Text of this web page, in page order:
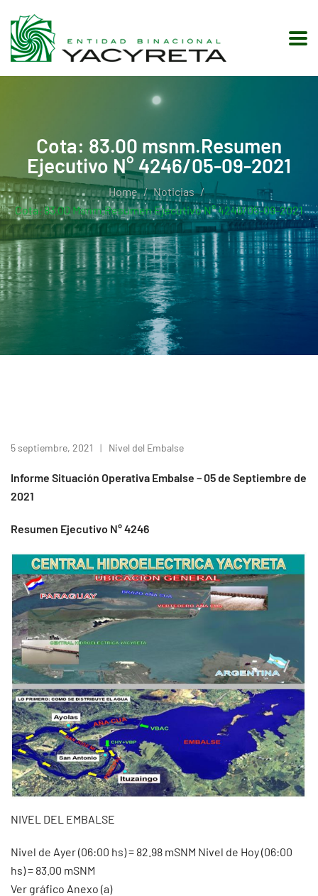
Cota: 83.00 msnm.Resumen
Ejecutivo N° 4246/05-09-2021
Home
Noticias
Cota: 83.00 Msnm.Resumen Ejecutivo N° 4246/05-09-2021
5 septiembre, 2021 Nivel del Embalse
Informe Situación Operativa Embalse – 05 de Septiembre de
2021
Resumen Ejecutivo N° 4246
NIVEL DEL EMBALSE
Nivel de Ayer (06:00 hs) = 82.98 mSNM Nivel de Hoy (06:00
hs) = 83.00 mSNM
Ver gráfico Anexo (a)